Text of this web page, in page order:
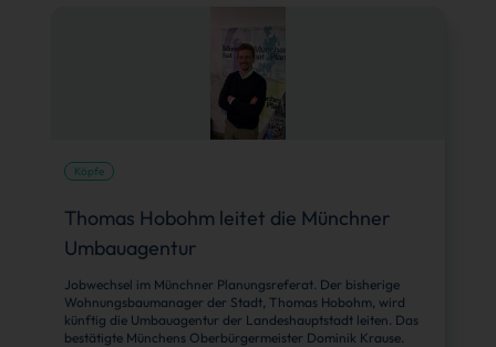
Köpfe
Thomas Hobohm leitet die Münchner
Umbauagentur
Jobwechsel im Münchner Planungsreferat. Der bisherige
Wohnungsbaumanager der Stadt, Thomas Hobohm, wird
künftig die Umbauagentur der Landeshauptstadt leiten. Das
bestätigte Münchens Oberbürgermeister Dominik Krause.